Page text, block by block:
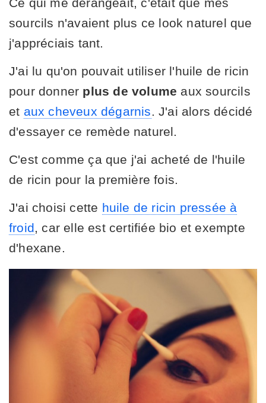
sourcils n'avaient plus ce look naturel que
j'appréciais tant.
J'ai lu qu'on pouvait utiliser l'huile de ricin
pour donner plus de volume aux sourcils
et aux cheveux dégarnis . J'ai alors décidé
d'essayer ce remède naturel.
C'est comme ça que j'ai acheté de l'huile
de ricin pour la première fois.
J'ai choisi cette huile de ricin pressée à
froid , car elle est certifiée bio et exempte
d'hexane.